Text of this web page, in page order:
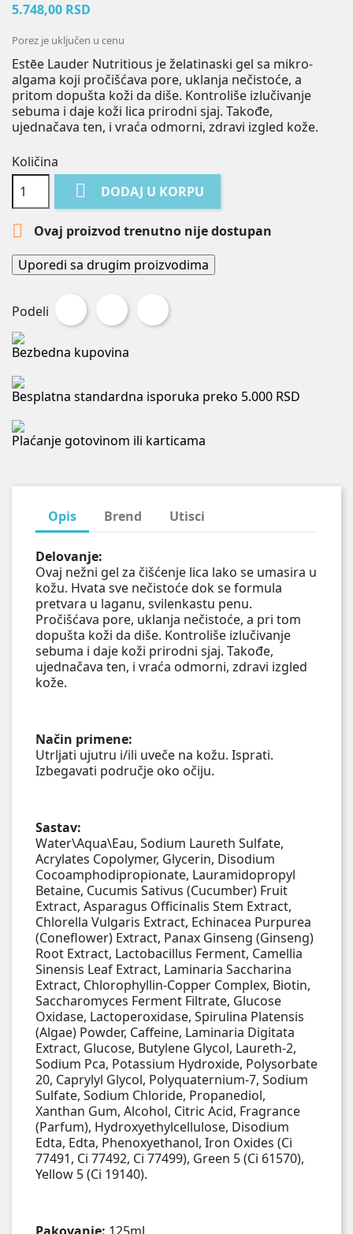
5.748,00 RSD
Porez je uključen u cenu
Estēe Lauder Nutritious je želatinaski gel sa mikro-
algama koji pročišćava pore, uklanja nečistoće, a
pritom dopušta koži da diše. Kontroliše izlučivanje
sebuma i daje koži lica prirodni sjaj. Takođe,
ujednačava ten, i vraća odmorni, zdravi izgled kože.
Količina
 DODAJ U KORPU

Ovaj proizvod trenutno nije dostupan
Uporedi sa drugim proizvodima
Podeli
Podeli Tweet Pinterest
Bezbedna kupovina
Besplatna standardna isporuka preko 5.000 RSD
Plaćanje gotovinom ili karticama
Opis Brend Utisci
Delovanje:
Ovaj nežni gel za čišćenje lica lako se umasira u
kožu. Hvata sve nečistoće dok se formula
pretvara u laganu, svilenkastu penu.
Pročišćava pore, uklanja nečistoće, a pri tom
dopušta koži da diše. Kontroliše izlučivanje
sebuma i daje koži prirodni sjaj. Takođe,
ujednačava ten, i vraća odmorni, zdravi izgled
kože.
Način primene:
Utrljati ujutru i/ili uveče na kožu. Isprati.
Izbegavati područje oko očiju.
Sastav:
Water\Aqua\Eau, Sodium Laureth Sulfate,
Acrylates Copolymer, Glycerin, Disodium
Cocoamphodipropionate, Lauramidopropyl
Betaine, Cucumis Sativus (Cucumber) Fruit
Extract, Asparagus Officinalis Stem Extract,
Chlorella Vulgaris Extract, Echinacea Purpurea
(Coneflower) Extract, Panax Ginseng (Ginseng)
Root Extract, Lactobacillus Ferment, Camellia
Sinensis Leaf Extract, Laminaria Saccharina
Extract, Chlorophyllin-Copper Complex, Biotin,
Saccharomyces Ferment Filtrate, Glucose
Oxidase, Lactoperoxidase, Spirulina Platensis
(Algae) Powder, Caffeine, Laminaria Digitata
Extract, Glucose, Butylene Glycol, Laureth-2,
Sodium Pca, Potassium Hydroxide, Polysorbate
20, Caprylyl Glycol, Polyquaternium-7, Sodium
Sulfate, Sodium Chloride, Propanediol,
Xanthan Gum, Alcohol, Citric Acid, Fragrance
(Parfum), Hydroxyethylcellulose, Disodium
Edta, Edta, Phenoxyethanol, Iron Oxides (Ci
77491, Ci 77492, Ci 77499), Green 5 (Ci 61570),
Yellow 5 (Ci 19140).